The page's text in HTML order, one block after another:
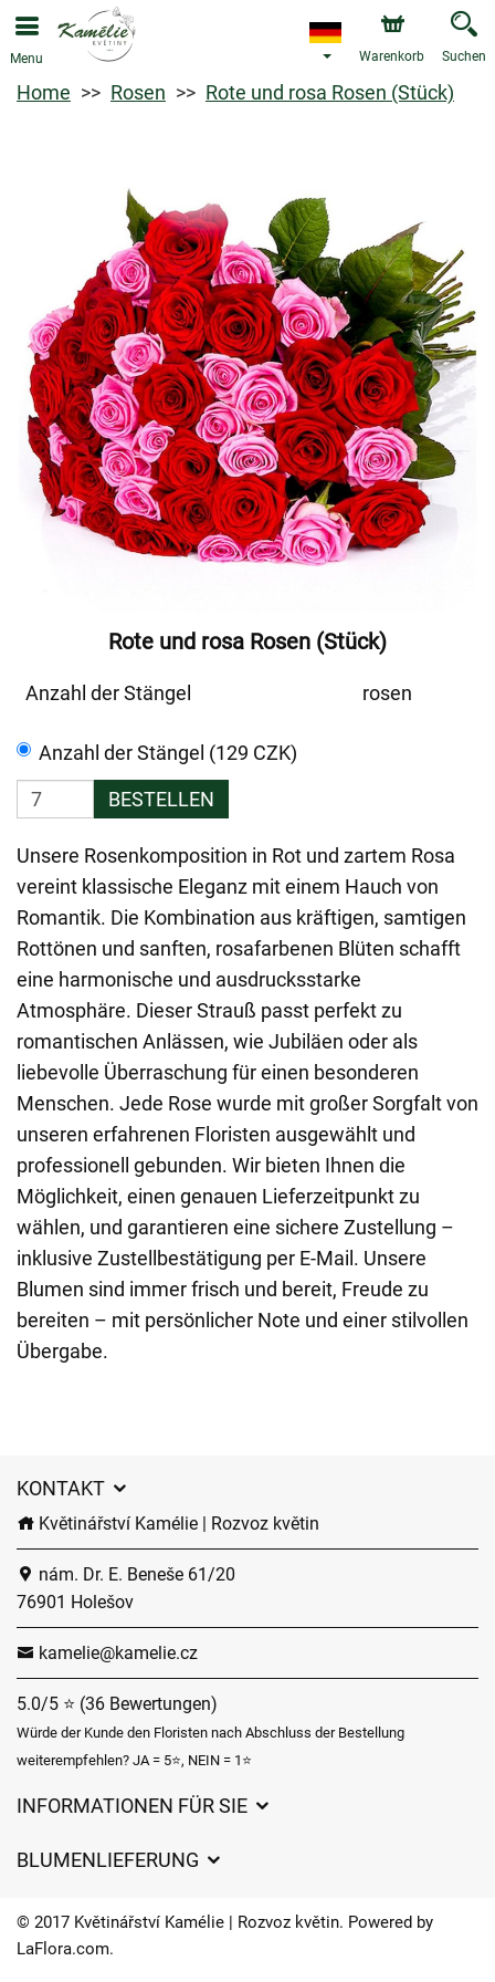
Menu Warenkorb Suchen
Home Rosen Rote und rosa Rosen (Stück)
Rote und rosa Rosen (Stück)
Anzahl der Stängel rosen
Anzahl der Stängel (129 CZK)
BESTELLEN
Unsere Rosenkomposition in Rot und zartem Rosa
vereint klassische Eleganz mit einem Hauch von
Romantik. Die Kombination aus kräftigen, samtigen
Rottönen und sanften, rosafarbenen Blüten schafft
eine harmonische und ausdrucksstarke
Atmosphäre. Dieser Strauß passt perfekt zu
romantischen Anlässen, wie Jubiläen oder als
liebevolle Überraschung für einen besonderen
Menschen. Jede Rose wurde mit großer Sorgfalt von
unseren erfahrenen Floristen ausgewählt und
professionell gebunden. Wir bieten Ihnen die
Möglichkeit, einen genauen Lieferzeitpunkt zu
wählen, und garantieren eine sichere Zustellung –
inklusive Zustellbestätigung per E-Mail. Unsere
Blumen sind immer frisch und bereit, Freude zu
bereiten – mit persönlicher Note und einer stilvollen
Übergabe.
KONTAKT
Květinářství Kamélie | Rozvoz květin
nám. Dr. E. Beneše 61/20
76901 Holešov
kamelie@kamelie.cz
5.0/5 ⭐ (36 Bewertungen)
Würde der Kunde den Floristen nach Abschluss der Bestellung
weiterempfehlen? JA = 5⭐, NEIN = 1⭐
INFORMATIONEN FÜR SIE
Lieferzeiten für Blumen – Übersicht der Möglichkeiten
BLUMENLIEFERUNG
Wohin wir Blumen liefern
© 2017 Květinářství Kamélie | Rozvoz květin. Powered by
LaFlora.com.